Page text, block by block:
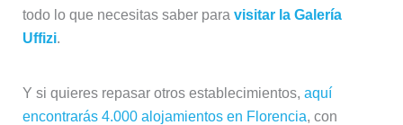
todo lo que necesitas saber para visitar la Galería
Uffizi.
Y si quieres repasar otros establecimientos, aquí
encontrarás 4.000 alojamientos en Florencia, con